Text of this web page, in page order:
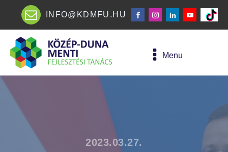
INFO@KDMFU.HU
Menu
2023.03.27.